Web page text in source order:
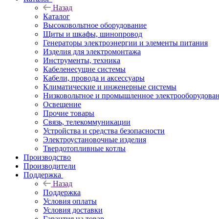
Назад
Каталог
Высоковольтное оборудование
Щиты и шкафы, шинопровод
Генераторы электроэнергии и элементы питания
Изделия для электромонтажа
Инструменты, техника
Кабеленесущие системы
Кабели, провода и аксессуары
Климатические и инженерные системы
Низковольтное и промышленное
Освещение
Прочие товары
Связь, телекоммуникации
Устройства и средства безопасности
Электроустановочные изделия
Твердотопливные котлы
Производство
Производители
Поддержка
Назад
Поддержка
Условия оплаты
Условия доставки